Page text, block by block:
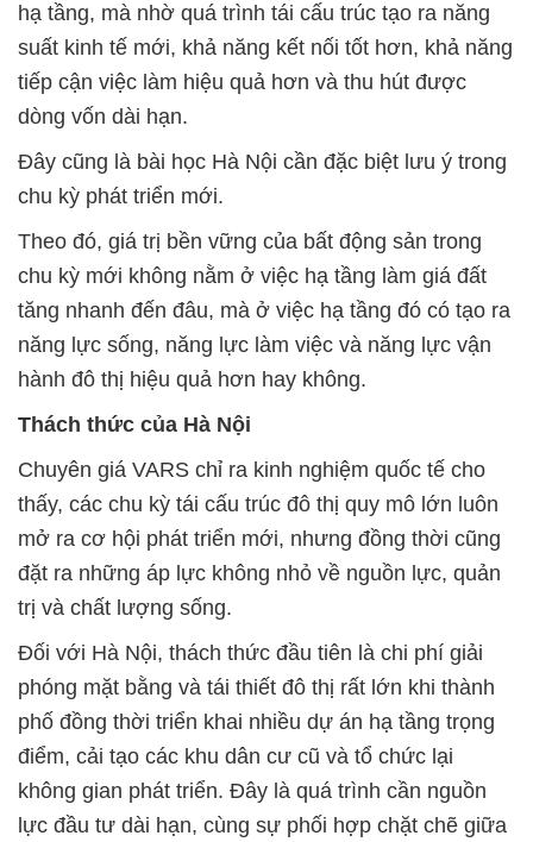
hạ tầng, mà nhờ quá trình tái cấu trúc tạo ra năng
suất kinh tế mới, khả năng kết nối tốt hơn, khả năng
tiếp cận việc làm hiệu quả hơn và thu hút được
dòng vốn dài hạn.
Đây cũng là bài học Hà Nội cần đặc biệt lưu ý trong
chu kỳ phát triển mới.
Theo đó, giá trị bền vững của bất động sản trong
chu kỳ mới không nằm ở việc hạ tầng làm giá đất
tăng nhanh đến đâu, mà ở việc hạ tầng đó có tạo ra
năng lực sống, năng lực làm việc và năng lực vận
hành đô thị hiệu quả hơn hay không.
Thách thức của Hà Nội
Chuyên giá VARS chỉ ra kinh nghiệm quốc tế cho
thấy, các chu kỳ tái cấu trúc đô thị quy mô lớn luôn
mở ra cơ hội phát triển mới, nhưng đồng thời cũng
đặt ra những áp lực không nhỏ về nguồn lực, quản
trị và chất lượng sống.
Đối với Hà Nội, thách thức đầu tiên là chi phí giải
phóng mặt bằng và tái thiết đô thị rất lớn khi thành
phố đồng thời triển khai nhiều dự án hạ tầng trọng
điểm, cải tạo các khu dân cư cũ và tổ chức lại
không gian phát triển. Đây là quá trình cần nguồn
lực đầu tư dài hạn, cùng sự phối hợp chặt chẽ giữa